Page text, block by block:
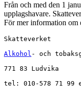
Från och med den 1
upplagshavare.
För mer information om
Skatteverket
Alkohol - och
771 83 Ludvika
tel: 010-578 71 99